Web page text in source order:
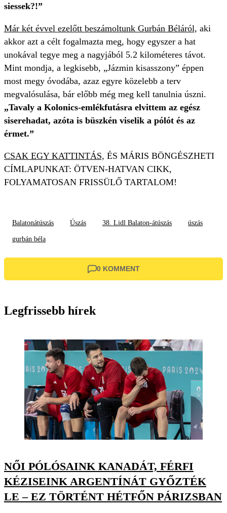
siessek?!”
Már két évvel ezelőtt beszámoltunk Gurbán Béláról, aki
akkor azt a célt fogalmazta meg, hogy egyszer a hat
unokával tegye meg a nagyjából 5.2 kilométeres távot.
Mint mondja, a legkisebb, „Jázmin kisasszony” éppen
most megy óvodába, azaz egyre közelebb a terv
megvalósulása, bár előbb még meg kell tanulnia úszni.
„Tavaly a Kolonics-emlékfutásra elvittem az egész
siserehadat, azóta is büszkén viselik a pólót és az
érmet.”
CSAK EGY KATTINTÁS, ÉS MÁRIS BÖNGÉSZHETI
CÍMLAPUNKAT: ÖTVEN-HATVAN CIKK,
FOLYAMATOSAN FRISSÜLŐ TARTALOM!
Balatonátúszás Úszás 38. Lidl Balaton-átúszás úszás
gurbán béla
0 KOMMENT
Legfrissebb hírek
NŐI PÓLÓSAINK KANADÁT, FÉRFI
KÉZISEINK ARGENTÍNÁT GYŐZTÉK
LE – EZ TÖRTÉNT HÉTFŐN PÁRIZSBAN